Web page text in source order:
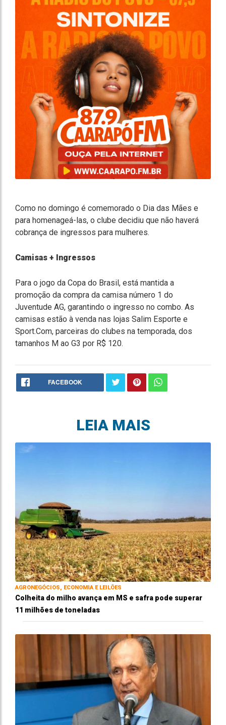
Como no domingo é comemorado o Dia das Mães e
para homenageá-las, o clube decidiu que não haverá
cobrança de ingressos para mulheres.
Camisas + Ingressos
Para o jogo da Copa do Brasil, está mantida a
promoção da compra da camisa número 1 do
Juventude AG, garantindo o ingresso no combo. As
camisas estão à venda nas lojas Salim Esporte e
Sport.Com, parceiras do clubes na temporada, dos
tamanhos M ao G3 por R$ 120.
FACEBOOK
LEIA MAIS
AGRONEGÓCIOS, ECONOMIA E LEILÕES
Colheita do milho avança em MS e safra pode superar
11 milhões de toneladas